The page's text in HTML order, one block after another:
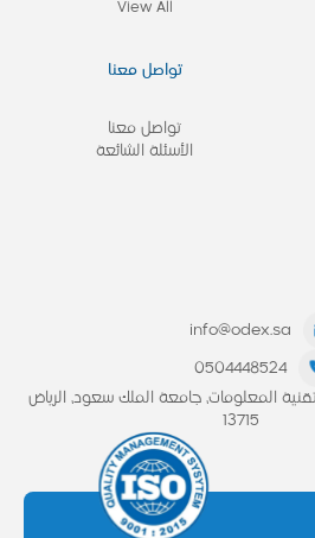
View All
تواصل معنا
تواصل معنا
الأسئلة الشائعة
info@odex.sa
0504448524
المعلومات، جامعة الملك سعود، الرياض
13715